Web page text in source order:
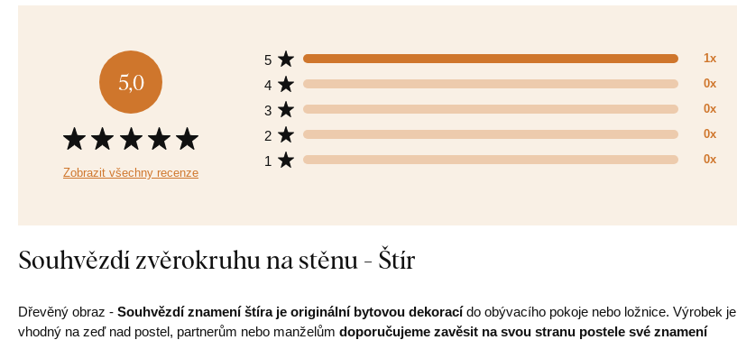
5,0
Zobrazit všechny recenze
1 0x
2 0x
3 0x
4 0x
5 1x
Souhvězdí zvěrokruhu na stěnu - Štír
Dřevěný obraz - Souhvězdí znamení štíra je originální bytovou dekoracído obývacího pokoje nebo ložnice. Výrobek je
vhodný na zeď nad postel, partnerům nebo manželům doporučujeme zavěsit na svou stranu postele své znamení